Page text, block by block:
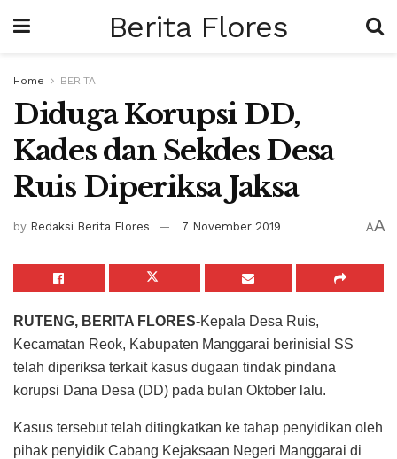
Berita Flores
Home BERITA
Diduga Korupsi DD,
Kades dan Sekdes Desa
Ruis Diperiksa Jaksa
by Redaksi Berita Flores 7 November 2019 AA
RUTENG, BERITA FLORES-Kepala Desa Ruis,
Kecamatan Reok, Kabupaten Manggarai berinisial SS
telah diperiksa terkait kasus dugaan tindak pindana
korupsi Dana Desa (DD) pada bulan Oktober lalu.
Kasus tersebut telah ditingkatkan ke tahap penyidikan oleh
pihak penyidik Cabang Kejaksaan Negeri Manggarai di